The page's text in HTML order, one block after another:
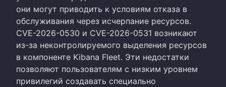
они могут приводить к условиям отказа в
обслуживания через исчерпание ресурсов.
CVE-2026-0530 и CVE-2026-0531 возникают
из-за неконтролируемого выделения ресурсов
в компоненте Kibana Fleet. Эти недостатки
позволяют пользователям с низким уровнем
привилегий создавать специально